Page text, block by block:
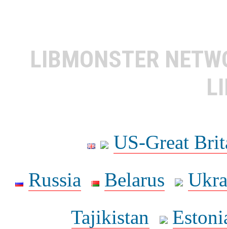
LIBMONSTER
US-Great
Russia
Belarus
Tajikistan